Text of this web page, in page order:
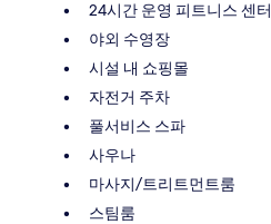
24시간 운영 피트니스 센터
야외 수영장
시설 내 쇼핑몰
자전거 주차
풀서비스 스파
사우나
마사지/트리트먼트룸
스팀룸